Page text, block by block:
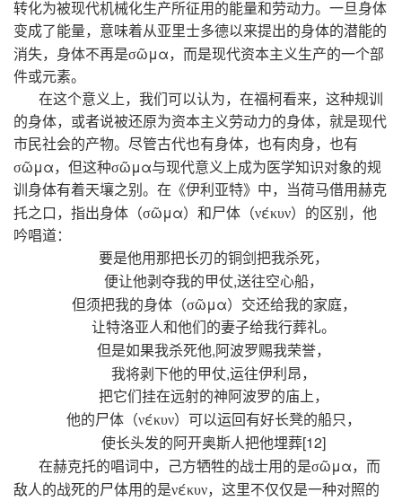
转化为被现代机械化生产所征用的能量和劳动力。一旦身体
变成了能量，意味着从亚里士多德以来提出的身体的潜能的
消失，身体不再是σῶμα，而是现代资本主义生产的一个部
件或元素。
在这个意义上，我们可以认为，在福柯看来，这种规训
的身体，或者说被还原为资本主义劳动力的身体，就是现代
市民社会的产物。尽管古代也有身体，也有肉身，也有
σῶμα，但这种σῶμα与现代意义上成为医学知识对象的规
训身体有着天壤之别。在《伊利亚特》中，当荷马借用赫克
托之口，指出身体（σῶμα）和尸体（νέκυν）的区别，他
吟唱道：
要是他用那把长刃的铜剑把我杀死，
便让他剥夺我的甲仗,送往空心船，
但须把我的身体（σῶμα）交还给我的家庭，
让特洛亚人和他们的妻子给我行葬礼。
但是如果我杀死他, 阿波罗赐我荣誉，
我将剥下他的甲仗,运往伊利昂，
把它们挂在远射的神阿波罗的庙上，
他的尸体（νέκυν）可以运回有好长凳的船只，
使长头发的阿开奥斯人把他埋葬[12]
在赫克托的唱词中，己方牺牲的战士用的是σῶμα，而
敌人的战死的尸体用的是νέκυν，这里不仅仅是一种对照的